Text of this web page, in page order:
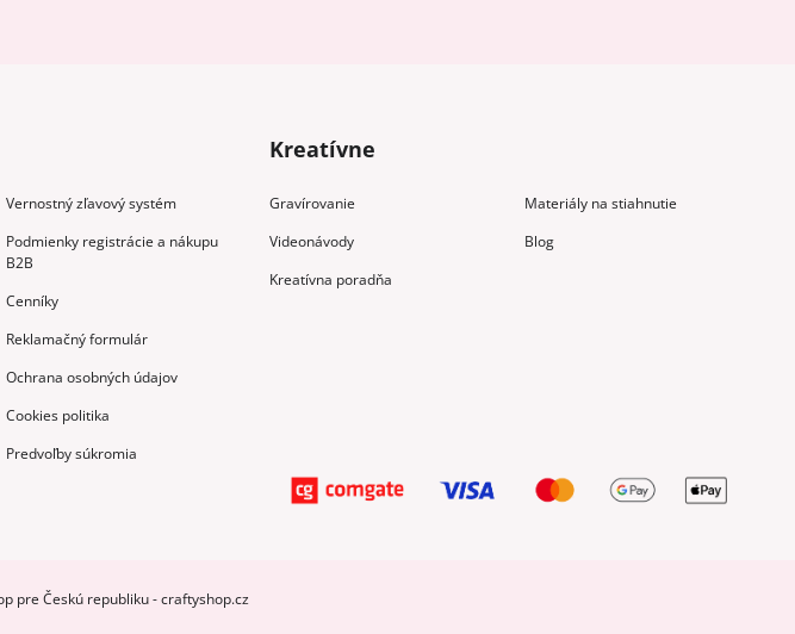
Vernostný zľavový systém
Podmienky registrácie a nákupu
B2B
Cenníky
Reklamačný formulár
Ochrana osobných údajov
Cookies politika
Predvoľby súkromia
Kreatívne
Gravírovanie
Materiály na stiahnutie
Videonávody
Blog
Kreatívna poradňa
pre Českú republiku - craftyshop.cz